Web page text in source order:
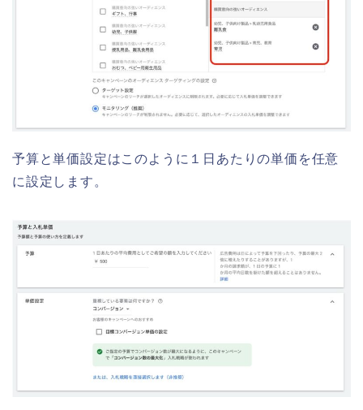
予算と単価設定はこのように１日あたりの単価を任意
に設定します。